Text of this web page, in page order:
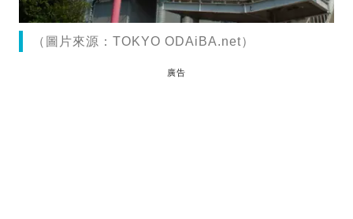
（圖片來源：TOKYO ODAiBA.net）
廣告